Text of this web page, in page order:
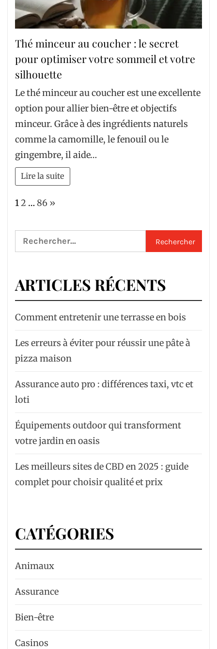
Thé minceur au coucher : le secret
pour optimiser votre sommeil et votre
silhouette
Le thé minceur au coucher est une excellente
option pour allier bien-être et objectifs
minceur. Grâce à des ingrédients naturels
comme la camomille, le fenouil ou le
gingembre, il aide…
Lire la suite
Page:
1 2 … 86 Next
»
Rechercher :
ARTICLES RÉCENTS
Comment entretenir une terrasse en bois
Les erreurs à éviter pour réussir une pâte à
pizza maison
Assurance auto pro : différences taxi, vtc et
loti
Équipements outdoor qui transforment
votre jardin en oasis
Les meilleurs sites de CBD en 2025 : guide
complet pour choisir qualité et prix
CATÉGORIES
Animaux
Assurance
Bien-être
Casinos